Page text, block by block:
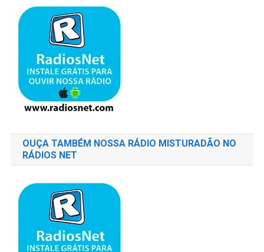
OUÇA TAMBÉM NOSSA RÁDIO MISTURADÃO NO
RÁDIOS NET